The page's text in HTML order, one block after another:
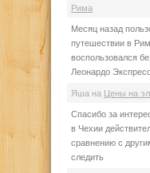
Рима
Месяц назад
путешествии в
воспользовался
Леонардо
Яша на Цены на
Спасибо за
в Чехии
сравнению с
следить